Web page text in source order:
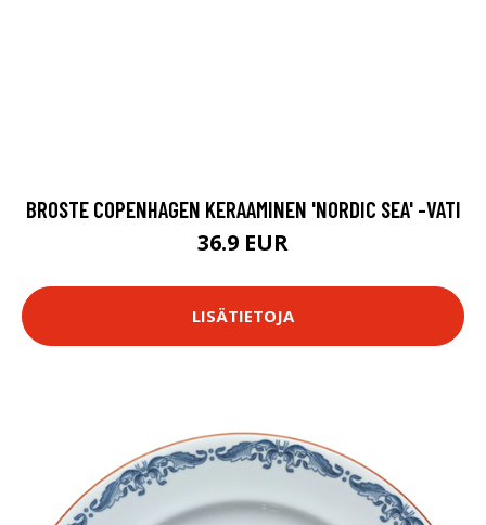
BROSTE COPENHAGEN KERAAMINEN 'NORDIC SEA' -VATI
36.9 EUR
LISÄTIETOJA